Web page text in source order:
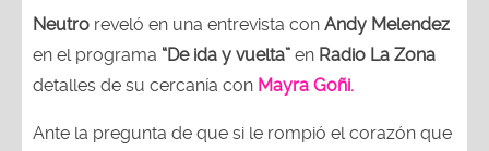
Neutro reveló en una entrevista con Andy Melendez
en el programa “De ida y vuelta” en Radio La Zona
detalles de su cercanía con Mayra Goñi.
Ante la pregunta de que si le rompió el corazón que